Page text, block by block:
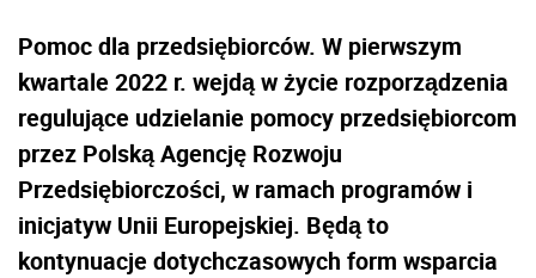
Pomoc dla przedsiębiorców. W pierwszym
kwartale 2022 r. wejdą w życie rozporządzenia
regulujące udzielanie pomocy przedsiębiorcom
przez Polską Agencję Rozwoju
Przedsiębiorczości, w ramach programów i
inicjatyw Unii Europejskiej. Będą to
kontynuacje dotychczasowych form wsparcia